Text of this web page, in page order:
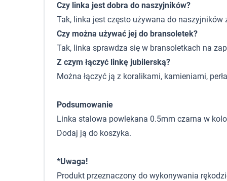
Czy linka jest dobra do naszyjników?
Tak, linka jest często używana do naszyjników
Czy można używać jej do bransoletek?
Tak, linka sprawdza się w bransoletkach na
Z czym łączyć linkę jubilerską?
Można łączyć ją z koralikami, kamieniami,
Podsumowanie
Linka stalowa powlekana 0.5mm czarna w
Dodaj ją do koszyka.
*Uwaga!
Produkt przeznaczony do wykonywania